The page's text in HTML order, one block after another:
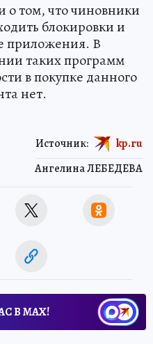
о том, что чиновники
блокировки и
приложения. В
таких программ
в покупке данного
нет.
Ангелина ЛЕБЕДЕВА
Источник: kp.ru
В МАХ!